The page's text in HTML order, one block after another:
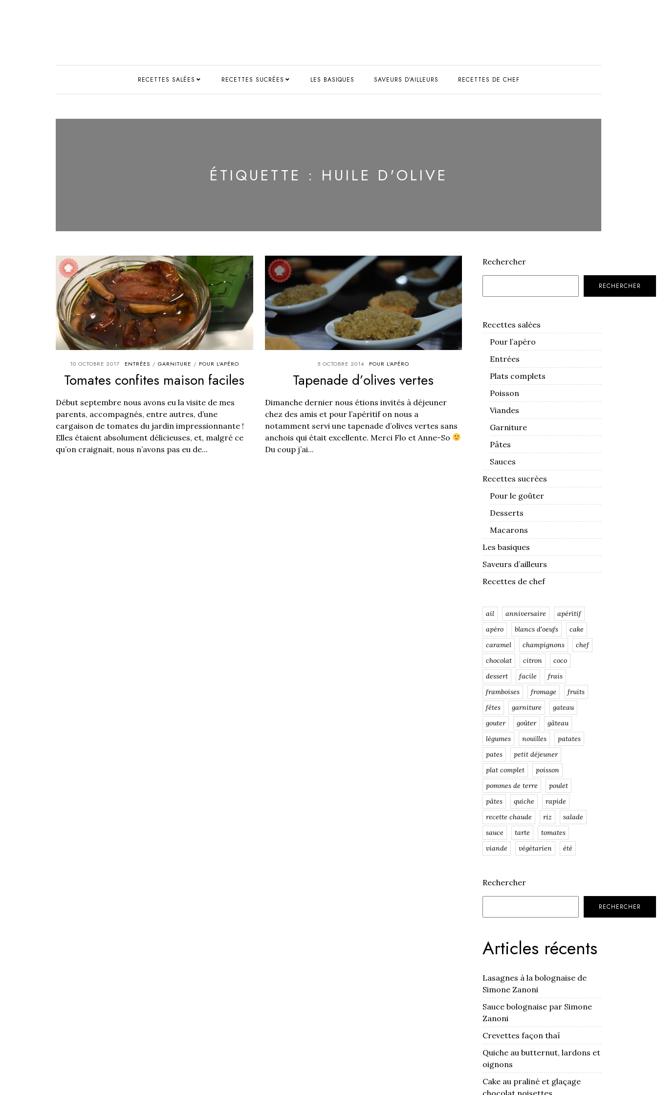
RECETTES SALÉES RECETTES SUCRÉES LES BASIQUES SAVEURS D’AILLEURS RECETTES DE CHEF
ÉTIQUETTE : HUILE D'OLIVE
10 OCTOBRE 2017 ENTRÉES / GARNITURE / POUR L'APÉRO
Tomates confites maison faciles
Début septembre nous avons eu la visite de mes
parents, accompagnés, entre autres, d’une
cargaison de tomates du jardin impressionnante !
Elles étaient absolument délicieuses, et, malgré ce
qu’on craignait, nous n’avons pas eu de...
5 OCTOBRE 2014 POUR L'APÉRO
Tapenade d’olives vertes
Dimanche dernier nous étions invités à déjeuner
chez des amis et pour l’apéritif on nous a
notamment servi une tapenade d’olives vertes sans
anchois qui était excellente. Merci Flo et Anne-So
Du coup j’ai...
Rechercher
RECHERCHER
Recettes salées
Pour l’apéro
Entrées
Plats complets
Poisson
Viandes
Garniture
Pâtes
Sauces
Recettes sucrées
Pour le goûter
Desserts
Macarons
Les basiques
Saveurs d’ailleurs
Recettes de chef
ail anniversaire
apéritif
apéro
blancs d'oeufs
cake
caramel
champignons
chef
chocolat
citron
coco
dessert
facile
frais
framboises
fromage
fruits
fêtes
garniture
gateau
gouter
goûter
gâteau
légumes
nouilles
patates
pates
petit déjeuner
plat complet
poisson
pommes de terre
poulet
pâtes
quiche
rapide
recette chaude
riz
salade
sauce
tarte
tomates
viande
végétarien été
Rechercher
RECHERCHER
Articles récents
Lasagnes à la bolognaise de
Simone Zanoni
Sauce bolognaise par Simone
Zanoni
Crevettes façon thaï
Quiche au butternut, lardons et
oignons
Cake au praliné et glaçage